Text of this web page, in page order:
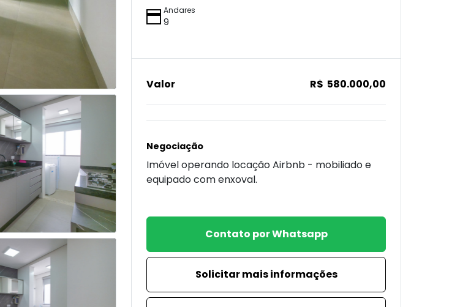
Andares
9
Valor R$ 580.000,00
Negociação
Imóvel operando locação Airbnb - mobiliado e
equipado com enxoval.
Contato por Whatsapp
Solicitar mais informações